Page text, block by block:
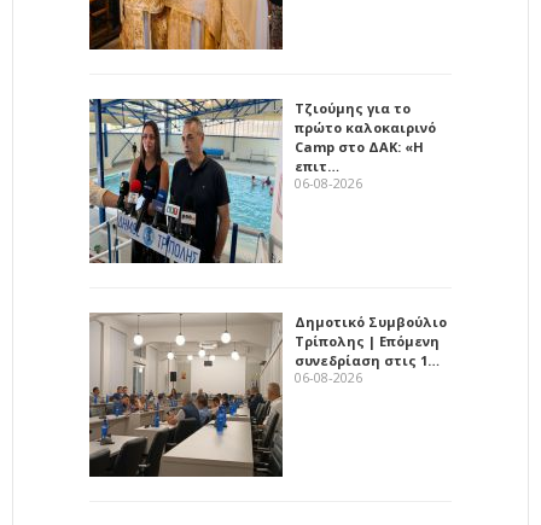
Τζιούμης για το
πρώτο καλοκαιρινό
Camp στο ΔΑΚ: «Η
επιτ…
06-08-2026
Δημοτικό Συμβούλιο
Τρίπολης | Επόμενη
συνεδρίαση στις 1…
06-08-2026